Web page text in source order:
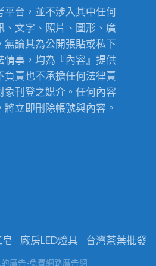
平台，並不涉入其中任何
、文字、照片、圖形、廣
無論其為公開張貼或私下
情事，均為『內容』提供
負責也不承擔任何法律責
象刊登之媒介。任何內容
立即刪除帳號與內容。
廠房LED燈具 台灣茶葉批發
廣告-免費網路廣告網